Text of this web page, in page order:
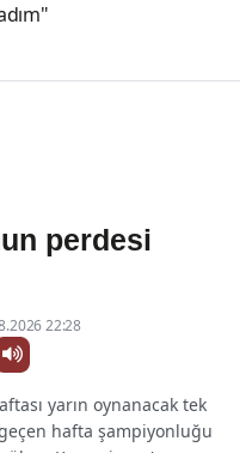
perdesi
22:28
yarın oynanacak tek
hafta şampiyonluğu